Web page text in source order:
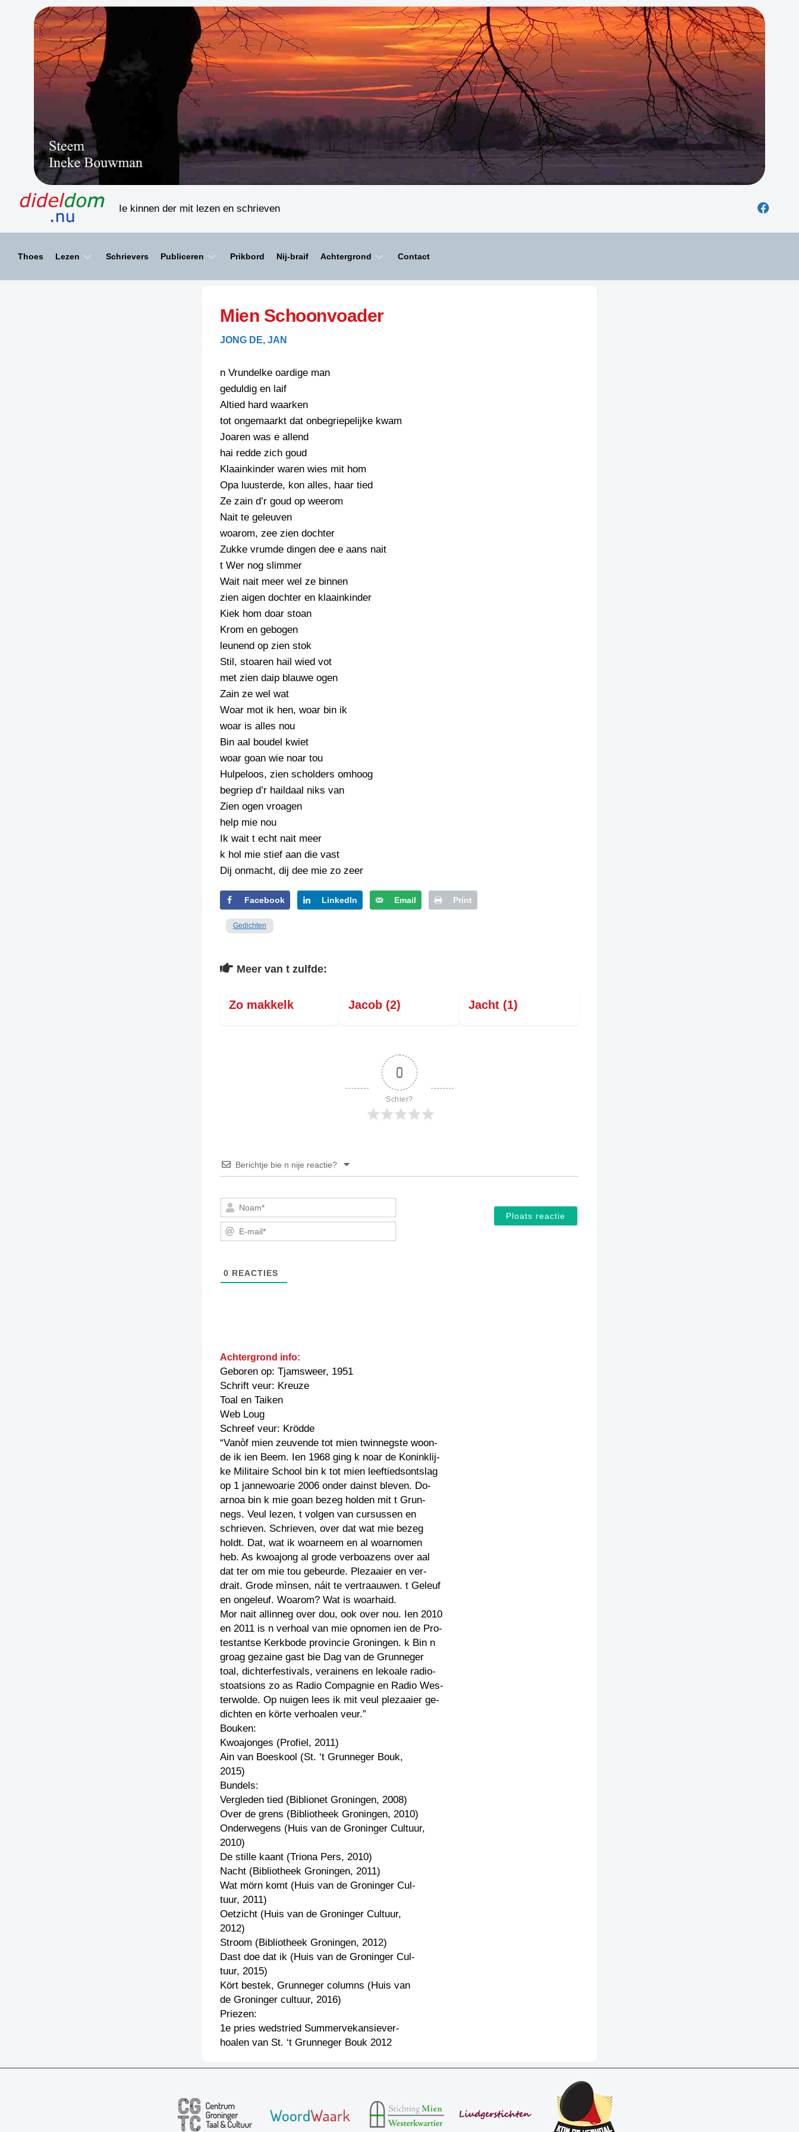
Ie kinnen der mit lezen en schrieven
Thoes Lezen
HAIKU’S
LIMERICKS
LUUSTERN
SCHRIEFWEDSTRIED
FLYER
PERSBERICHT
SCHRIEFWEDSTRIED
INZENDENS
PERSBERICHT
SCHRIEFWEDSTRIED
SCHRIEFWEDSTRIED
STRIPS
TIEDSCHRIFT
KREUZE
VERHOALEN
BIENOAMEN
LEGENDEN
RECEPTEN
SPREUKEN
VEURDRACHTEN
Schrievers Publiceren
SPELLENSCONTROLE
SCHRIEFREGELS
Prikbord Nij-braif Achtergrond
KREUZE
Contact
Mien Schoonvoader
JONG DE, JAN
n Vrundelke oardige man
geduldig en laif
Altied hard waarken
tot ongemaarkt dat onbegriepelijke kwam
Joaren was e allend
hai redde zich goud
Klaainkinder waren wies mit hom
Opa luusterde, kon alles, haar tied
Ze zain d’r goud op weerom
Nait te geleuven
woarom, zee zien dochter
Zukke vrumde dingen dee e aans nait
t Wer nog slimmer
Wait nait meer wel ze binnen
zien aigen dochter en klaainkinder
Kiek hom doar stoan
Krom en gebogen
leunend op zien stok
Stil, stoaren hail wied vot
met zien daip blauwe ogen
Zain ze wel wat
Woar mot ik hen, woar bin ik
woar is alles nou
Bin aal boudel kwiet
woar goan wie noar tou
Hulpeloos, zien scholders omhoog
begriep d’r haildaal niks van
Zien ogen vroagen
help mie nou
Ik wait t echt nait meer
k hol mie stief aan die vast
Dij onmacht, dij dee mie zo zeer
Facebook LinkedIn Email Print
Gedichten
Meer van t zulfde:
Zo makkelk Jacob (2) Jacht (1)
0
Schier?
Berichtje bie n nije reactie?
Noam*
E-
0 REACTIES
Achtergrond info:
Geboren op: Tjamsweer, 1951
Schrift veur: Kreuze
Toal en Taiken
Web Loug
Schreef veur: Krödde
“Vanòf mien zeuvende tot mien twinnegste woon-
de ik ien Beem. Ien 1968 ging k noar de Koninklij-
ke Militaire School bin k tot mien leeftiedsontslag
op 1 jannewoarie 2006 onder dainst bleven. Do-
arnoa bin k mie goan bezeg holden mit t Grun-
negs. Veul lezen, t volgen van cursussen en
schrieven. Schrieven, over dat wat mie bezeg
holdt. Dat, wat ik woarneem en al woarnomen
heb. As kwoajong al grode verboazens over aal
dat ter om mie tou gebeurde. Plezaaier en ver-
drait. Grode mìnsen, náit te vertraauwen. t Geleuf
en ongeleuf. Woarom? Wat is woarhaid.
Mor nait allinneg over dou, ook over nou. Ien 2010
en 2011 is n verhoal van mie opnomen ien de Pro-
testantse Kerkbode provincie Groningen. k Bin n
groag gezaine gast bie Dag van de Grunneger
toal, dichterfestivals, verainens en lekoale radio-
stoatsions zo as Radio Compagnie en Radio Wes-
terwolde. Op nuigen lees ik mit veul plezaaier ge-
dichten en körte verhoalen veur.”
Bouken:
Kwoajonges (Profiel, 2011)
Ain van Boeskool (St. ‘t Grunneger Bouk,
2015)
Bundels:
Vergleden tied (Biblionet Groningen, 2008)
Over de grens (Bibliotheek Groningen, 2010)
Onderwegens (Huis van de Groninger Cultuur,
2010)
De stille kaant (Triona Pers, 2010)
Nacht (Bibliotheek Groningen, 2011)
Wat mörn komt (Huis van de Groninger Cul-
tuur, 2011)
Oetzicht (Huis van de Groninger Cultuur,
2012)
Stroom (Bibliotheek Groningen, 2012)
Dast doe dat ik (Huis van de Groninger Cul-
tuur, 2015)
Kört bestek, Grunneger columns (Huis van
de Groninger cultuur, 2016)
Priezen:
1e pries wedstried Summervekansiever-
hoalen van St. ‘t Grunneger Bouk 2012